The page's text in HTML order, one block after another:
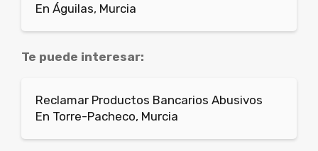
En Águilas, Murcia
Te puede interesar:
Reclamar Productos Bancarios Abusivos
En Torre-Pacheco, Murcia